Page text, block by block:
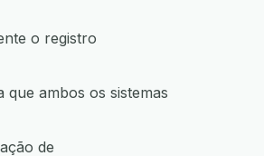
o registro
ambos os sistemas
de